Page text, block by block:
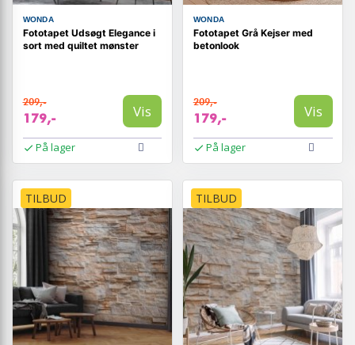
WONDA
Fototapet Udsøgt Elegance i
sort med quiltet mønster
209,-
179,- Vis
På lager
WONDA
Fototapet Grå Kejser med
betonlook
209,-
179,- Vis
På lager
TILBUD TILBUD